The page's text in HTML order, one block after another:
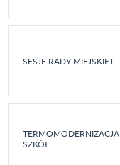
SESJE RADY MIEJSKIEJ
TERMOMODERNIZACJA
SZKÓŁ